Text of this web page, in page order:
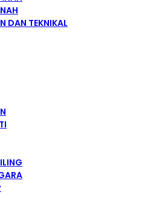
DAN TEKNIKAL